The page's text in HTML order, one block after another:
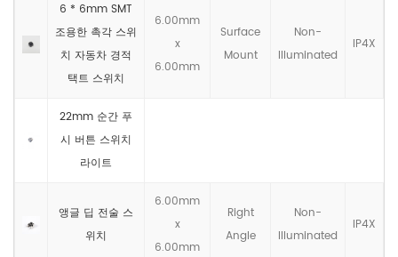
6 * 6mm SMT
조용한 촉각 스위
치 자동차 경적
택트 스위치
6.00mm
x
6.00mm
Surface
Mount
Non-
llluminated
IP4X
22mm 순간 푸
시 버튼 스위치
라이트
앵글 딥 전술 스
위치
6.00mm
x
6.00mm
Right
Angle
Non-
llluminated
IP4X